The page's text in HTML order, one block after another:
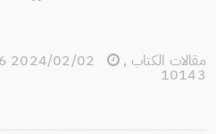
مقالات الكتاب ,
10143